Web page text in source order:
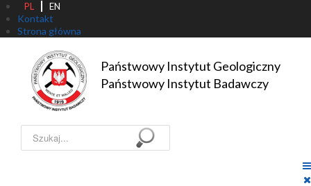
PL EN
Kontakt
Strona główna
Państwowy Instytut Geologiczny
Państwowy Instytut Badawczy
Szukaj...